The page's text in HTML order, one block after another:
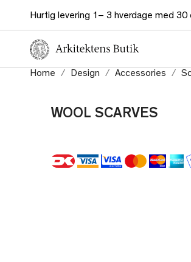
Hurtig levering 1– 3 hverdage med 30
Home Design Accessories
WOOL SCARVES